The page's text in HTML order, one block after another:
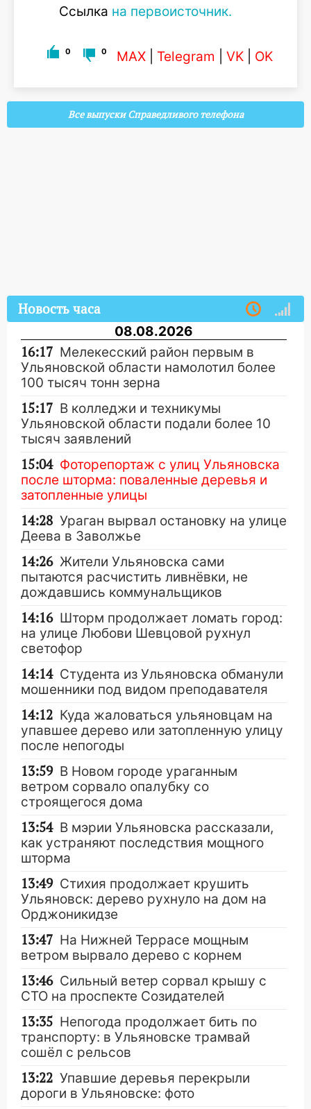
Ссылка на первоисточник.
0 0 MAX Telegram VK OK
Все выпуски Справедливого телефона
Новость часа
08.08.2026
16:17 Мелекесский район первым в
Ульяновской области намолотил более
100 тысяч тонн зерна
15:17 В колледжи и техникумы
Ульяновской области подали более 10
тысяч заявлений
15:04 Фоторепортаж с улиц Ульяновска
после шторма: поваленные деревья и
затопленные улицы
14:28 Ураган вырвал остановку на улице
Деева в Заволжье
14:26 Жители Ульяновска сами
пытаются расчистить ливнёвки, не
дождавшись коммунальщиков
14:16 Шторм продолжает ломать город:
на улице Любови Шевцовой рухнул
светофор
14:14 Студента из Ульяновска обманули
мошенники под видом преподавателя
14:12 Куда жаловаться ульяновцам на
упавшее дерево или затопленную улицу
после непогоды
13:59 В Новом городе ураганным
ветром сорвало опалубку со
строящегося дома
13:54 В мэрии Ульяновска рассказали,
как устраняют последствия мощного
шторма
13:49 Стихия продолжает крушить
Ульяновск: дерево рухнуло на дом на
Орджоникидзе
13:47 На Нижней Террасе мощным
ветром вырвало дерево с корнем
13:46 Сильный ветер сорвал крышу с
СТО на проспекте Созидателей
13:35 Непогода продолжает бить по
транспорту: в Ульяновске трамвай
сошёл с рельсов
13:22 Упавшие деревья перекрыли
дороги в Ульяновске: фото